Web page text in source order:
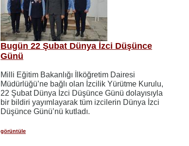
Bugün 22 Şubat Dünya İzci Düşünce
Günü
Milli Eğitim Bakanlığı İlköğretim Dairesi
Müdürlüğü’ne bağlı olan İzcilik Yürütme Kurulu,
22 Şubat Dünya İzci Düşünce Günü dolayısıyla
bir bildiri yayımlayarak tüm izcilerin Dünya İzci
Düşünce Günü’nü kutladı.
görüntüle